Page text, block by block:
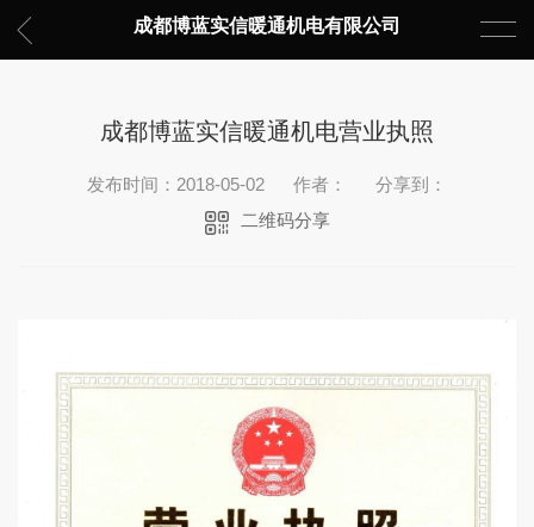
成都博蓝实信暖通机电有限公司
成都博蓝实信暖通机电营业执照
发布时间：2018-05-02 作者：
分享到：
二维码分享